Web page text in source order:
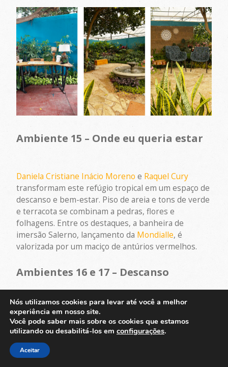
Ambiente 15 – Onde eu queria estar
Daniela Cristiane Inácio Moreno eRaquel Cury
transformam este refúgio tropical em um espaço de
descanso e bem-estar. Piso de areia e tons de verde
e terracota se combinam a pedras, flores e
folhagens. Entre os destaques, a banheira de
imersão Salerno, lançamento da Mondialle, é
valorizada por um maciço de antúrios vermelhos.
Ambientes 16 e 17 – Descanso
O arquiteto e urbanista,
refúgio do dia a dia, oferecendo contemplação e
serenidade por meio de paisagismo com cores
suaves e aromas relaxantes.
Nós utilizamos cookies para levar até você a melhor
experiência em nosso site.
Você pode saber mais sobre os cookies que estamos
utilizando ou desabilitá-los em configurações.
Aceitar